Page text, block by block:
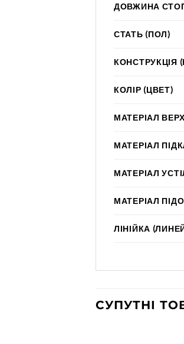
ДОВЖИНА
СТАТЬ (ПОЛ)
КОНСТРУКЦІЯ
КОЛІР (ЦВЕТ)
МАТЕРІАЛ
МАТЕРІАЛ
МАТЕРІАЛ
МАТЕРІАЛ
ЛІНІЙКА
СУПУТНІ